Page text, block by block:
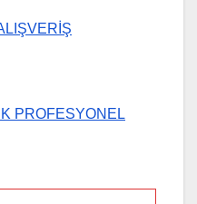
PROFESYONEL